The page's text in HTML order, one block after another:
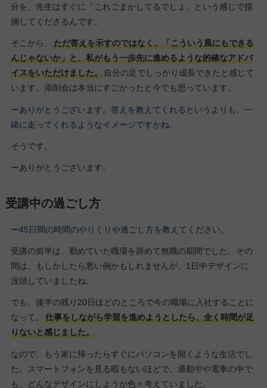
分を、先生はすぐに「これごまかしてるでしょ」という感じで指
摘してくださるんです。
そこから、
ただ答えを示すのではなく、「こういう風にもできる
んじゃないか」と、私がもう一歩先に進めるような的確なアドバ
イスをいただけました。自分の足でしっかり成長できたと感じて
います。添削会は本当にすごかったと今でも思っています。
ーありがとうございます。答えを教えてくれるというよりも、一
緒に走ってくれるようなイメージですかね。
そうです。
ーありがとうございます。
受講中の過ごし方
ー45日間の時間のやりくりや過ごし方を教えてください。
受講の前半は、勤めていた職場を辞めて無職の期間でした。その
間は、もしかしたら悪い例かもしれませんが、1日中デザインに
没頭していましたね。
でも、後半の残り20日ほどのところで今の職場に入社することに
なって。
仕事をしながら学習を進めようとしたら、全く時間が足
りないと感じました。
なので、もう家に帰ったらすぐにパソコンを開くような生活でし
た。スマートフォンを見る暇もないほどで、通勤中や電車の中で
も、どんなデザインにしようか色々考えていました。